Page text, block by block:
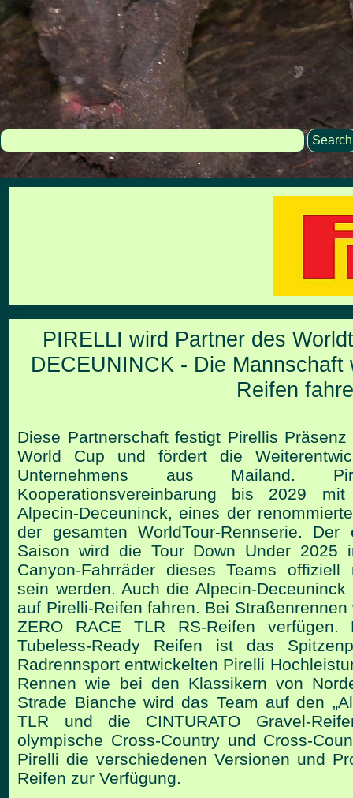
Search
PIRELLI wird Partner des
DECEUNINCK - Die
Reifen
Diese Partnerschaft festigt Pirellis
World Cup und fördert die
Unternehmens aus Mailand.
Kooperationsvereinbarung bis 2029 mit
Alpecin-Deceuninck, eines der
der gesamten WorldTour-Rennserie. Der
Saison wird die Tour Down Under
Canyon-Fahrräder dieses Teams
sein werden. Auch die Alpecin-
auf Pirelli-Reifen fahren. Bei
ZERO RACE TLR RS-Reifen verfügen.
Tubeless-Ready Reifen ist das
Radrennsport entwickelten Pirelli
Rennen wie bei den Klassikern von
Strade Bianche wird das Team auf den
TLR und die CINTURATO Gravel-
olympische Cross-Country und Cross-
Pirelli die verschiedenen Versionen und
Reifen zur Verfügung.